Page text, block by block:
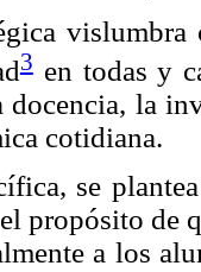
3en todas y
docencia, la
cotidiana.
se
propósito de
a los